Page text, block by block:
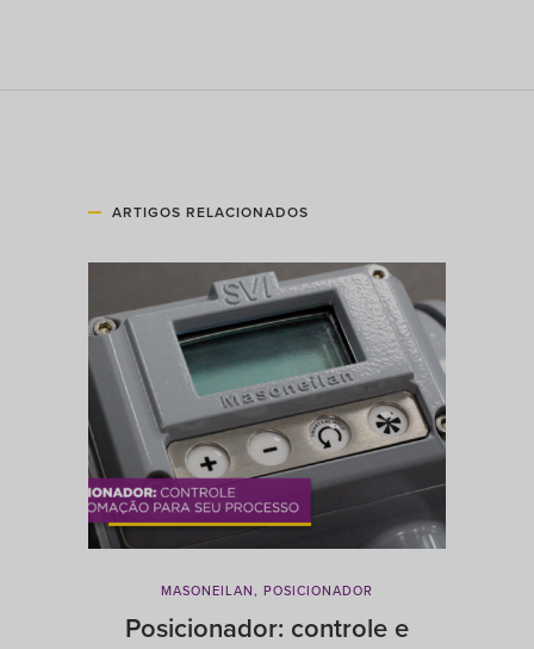
ARTIGOS RELACIONADOS
MASONEILAN, POSICIONADOR
Posicionador: controle e